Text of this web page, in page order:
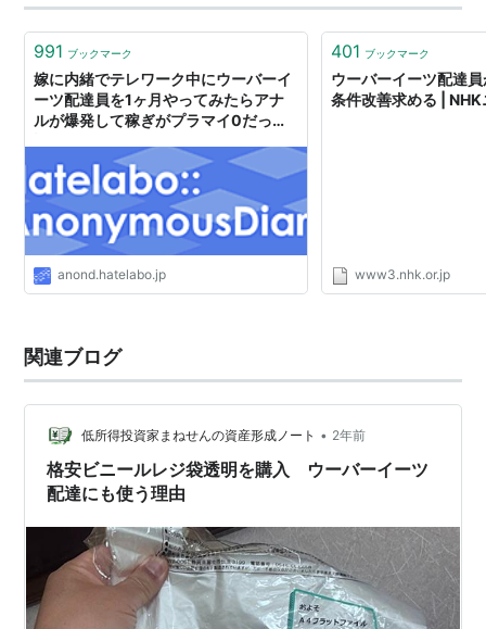
全…
991 ブックマーク
嫁に内緒でテレワーク中にウーバーイ
ーツ配達員を1ヶ月やってみたらアナ
ルが爆発して稼ぎがプラマイ0だった
anond.hatelabo.jp
401 ブックマーク
ウーバーイーツ配達
条件改善求める |
www3.nhk.or.jp
関連ブログ
低所得投資家まねせんの資産形成ノート • 2年前
格安ビニールレジ袋透明を購入 ウーバーイーツ
配達にも使う理由